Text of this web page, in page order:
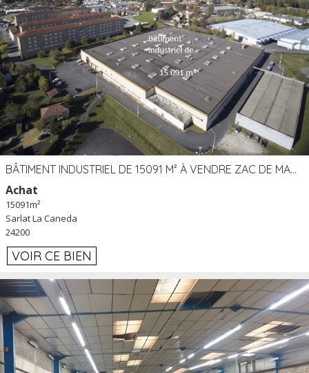
BÂTIMENT INDUSTRIEL DE 15091 M² À VENDRE ZAC DE MADRAZÈS À SARLAT (24)
Achat
15091m²
Sarlat La Caneda
24200
VOIR CE BIEN